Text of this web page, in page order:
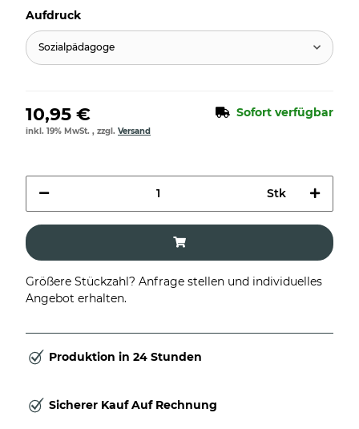
Aufdruck
Sozialpädagoge
10,95 € Sofort verfügbar
inkl. 19% MwSt. , zzgl. Versand
Stk
Größere Stückzahl? Anfrage stellen und individuelles
Angebot erhalten.
Produktion in 24 Stunden
Sicherer Kauf Auf Rechnung